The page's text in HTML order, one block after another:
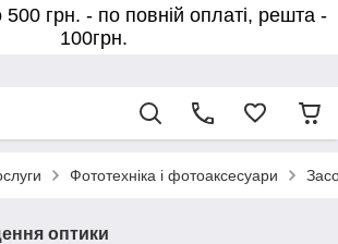
грн. - по повній оплаті, решта -
100грн.
Фототехніка і фотоаксесуари
оптики